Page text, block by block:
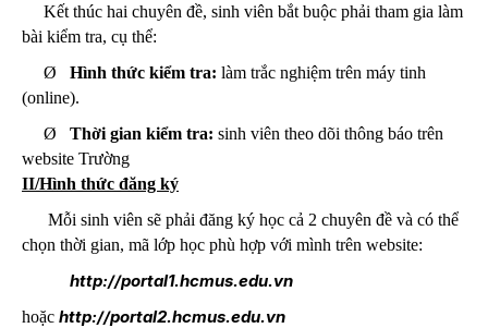
Kết thúc hai chuyên đề, sinh viên bắt buộc phải tham gia làm
bài kiểm tra, cụ thể:
Ø Hình thức kiểm tra: làm trắc nghiệm trên máy tinh
(online).
Ø Thời gian kiểm tra: sinh viên theo dõi thông báo trên
website Trường
II/Hình thức đăng ký
Mỗi sinh viên sẽ phải đăng ký học cả 2 chuyên đề và có thể
chọn thời gian, mã lớp học phù hợp với mình trên website:
http://portal1.hcmus.edu.vn
hoặc http://portal2.hcmus.edu.vn